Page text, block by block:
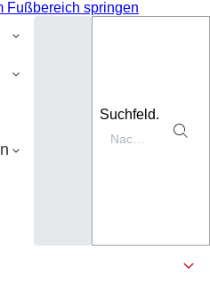
Fußbereich springen
Suchfeld.